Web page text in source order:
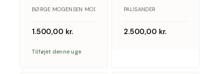
højryggede
2258 (2).
BØRGE MOGENSEN MODEL 2258, FREDERICIA STOLEFABRIK · EGETRÆ
1.500,00 kr.
Tilføjet denne uge
PALISANDER
2.500,00 kr.